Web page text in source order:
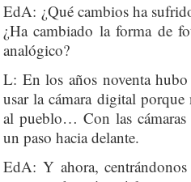
EdA: ¿Qué cambios ha
¿Ha cambiado la forma de
analógico?
L: En los años noventa
usar la cámara digital
al pueblo… Con las cámaras
un paso hacia delante.
EdA: Y ahora,